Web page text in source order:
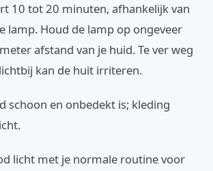
10 tot 20 minuten, afhankelijk van
lamp. Houd de lamp op ongeveer
afstand van je huid. Te ver weg
kan de huit irriteren.
schoon en onbedekt is; kleding
licht met je normale routine voor